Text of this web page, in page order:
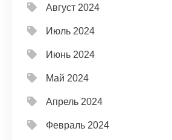
Август 2024
Июль 2024
Июнь 2024
Май 2024
Апрель 2024
Февраль 2024